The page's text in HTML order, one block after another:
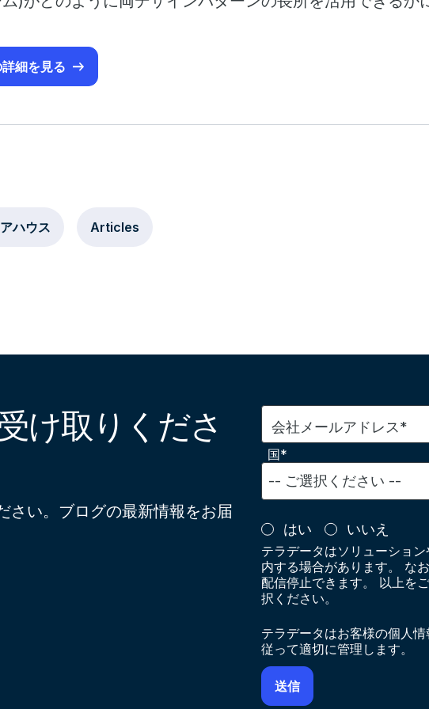
細を見る
ハウス Articles
け取りくださ
さい。ブログの最新情報をお届
会社メールアドレス*
国*
はい いいえ
テラデータはソリューショ
内する場合があります。 な
配信停止できます。 以上を
択ください。
テラデータはお客様の個人情
従って適切に管理します。